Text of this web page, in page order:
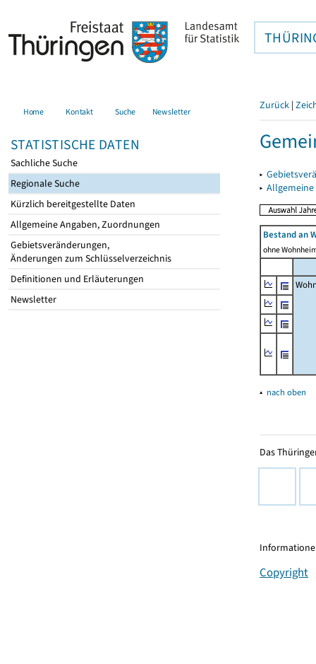
Home Kontakt Suche Newsletter
STATISTISCHE DATEN
Sachliche Suche
Regionale Suche
Kürzlich bereitgestellte Daten
Allgemeine Angaben, Zuordnungen
Gebietsveränderungen,
Änderungen zum Schlüsselverzeichnis
Definitionen und Erläuterungen
Newsletter
Zurück |
▸
▸
Bestand an
ohne
▴ nach oben
Das
Copyright